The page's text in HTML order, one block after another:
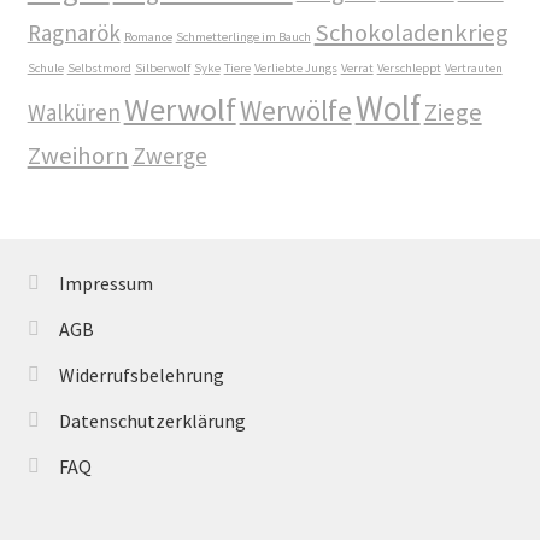
Mein Konto
Mordsfreundin
Rückkehr in das Tal der Silberwölfe
Spiel mit mir
Über Uns
Umweg ins Glück
Ragnarök Romance Schmetterlinge im Bauch Schokoladenkrieg
Schule Selbstmord Silberwolf Syke Tiere Verliebte Jungs Verrat Verschleppt Vertrauten
WalkürenWerwolfWerwölfeWolfZiege
Zweihorn Zwerge
Impressum
AGB
Widerrufsbelehrung
Datenschutzerklärung
FAQ